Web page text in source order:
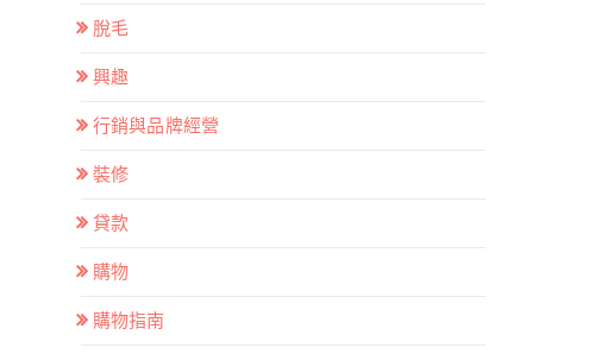
脫毛
興趣
行銷與品牌經營
裝修
貸款
購物
購物指南